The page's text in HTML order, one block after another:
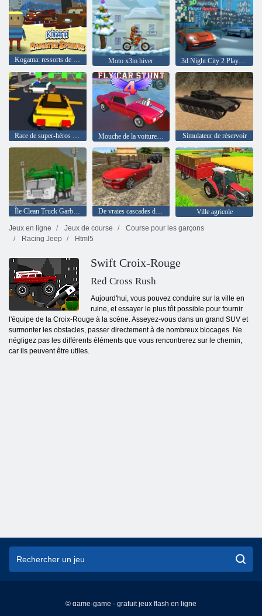
Kogama: ressorts de radiateur Moto x3m hiver 3d Night City 2 Players Racing
Race de super-héros LEGO Mouche de la voiture à voler 4 Simulateur de réservoir
De vraies cascades dérivantes conduisant 3D
Ville agricole
Jeux en ligne
Jeux de course
Course pour les garçons
Racing Jeep
Html5
Swift Croix-Rouge
Red Cross Rush
Aujourd'hui, vous pouvez conduire sur la ville en
ruine, et essayer le plus tôt possible pour fournir
l'équipe de la Croix-Rouge à la scène. Asseyez-vous dans un grand SUV et
surmonter les obstacles, passer directement à de nombreux blocages. Ne
négligez pas les différents éléments que vous rencontrerez sur le chemin,
car ils peuvent être utiles.
© game-game - gratuit jeux flash en ligne